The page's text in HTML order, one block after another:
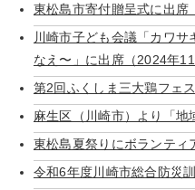
東松島市寄付贈呈式に出
川崎市子ども会議「カワ
なえ〜」に出席（2024年11
第2回ふくしま三大鶏フェ
麻生区（川崎市）より「地
東松島夏祭りにボランテ
令和6年度川崎市総合防